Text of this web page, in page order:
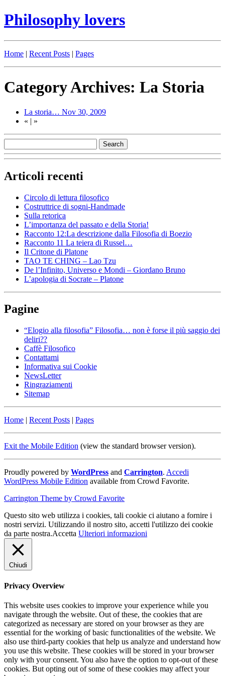
Philosophy lovers
Home | Recent Posts | Pages
Category Archives: La Storia
La storia… Nov 30, 2009
« | »
Articoli recenti
Circolo di lettura filosofico
Costruttrice di sogni-Handmade
Sulla retorica
L’importanza del passato e della Storia!
Racconto 12:La descrizione dalla Filosofia di Boezio
Racconto 11 La teiera di Russel…
Il Critone di Platone
TAO TE CHING – Lao Tzu
De l’Infinito, Universo e Mondi – Giordano Bruno
L’apologia di Socrate – Platone
Pagine
“Elogio alla filosofia” Filosofia… non è forse il più saggio dei
deliri??
Caffè Filosofico
Contattami
Informativa sui Cookie
NewsLetter
Ringraziamenti
Sitemap
Home | Recent Posts | Pages
Exit the Mobile Edition (view the standard browser version).
Proudly powered by WordPress and Carrington. Accedi
WordPress Mobile Edition available from Crowd Favorite.
Carrington Theme by Crowd Favorite
Questo sito web utilizza i cookies, tali cookie ci aiutano a fornire i
nostri servizi. Utilizzando il nostro sito, accetti l'utilizzo dei cookie
da parte nostra.Accetta Ulteriori informazioni
Chiudi
Privacy Overview
This website uses cookies to improve your experience while you
navigate through the website. Out of these, the cookies that are
categorized as necessary are stored on your browser as they are
essential for the working of basic functionalities of the website. We
also use third-party cookies that help us analyze and understand how
you use this website. These cookies will be stored in your browser
only with your consent. You also have the option to opt-out of these
cookies. But opting out of some of these cookies may affect your